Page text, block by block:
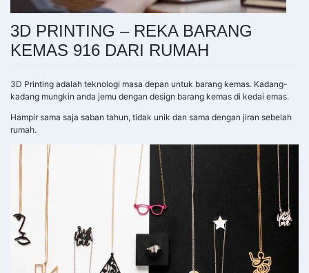
3D PRINTING – REKA BARANG
KEMAS 916 DARI RUMAH
3D Printing adalah teknologi masa depan untuk barang kemas. Kadang-
kadang mungkin anda jemu dengan design barang kemas di kedai emas.
Hampir sama saja saban tahun, tidak unik dan sama dengan jiran sebelah
rumah.